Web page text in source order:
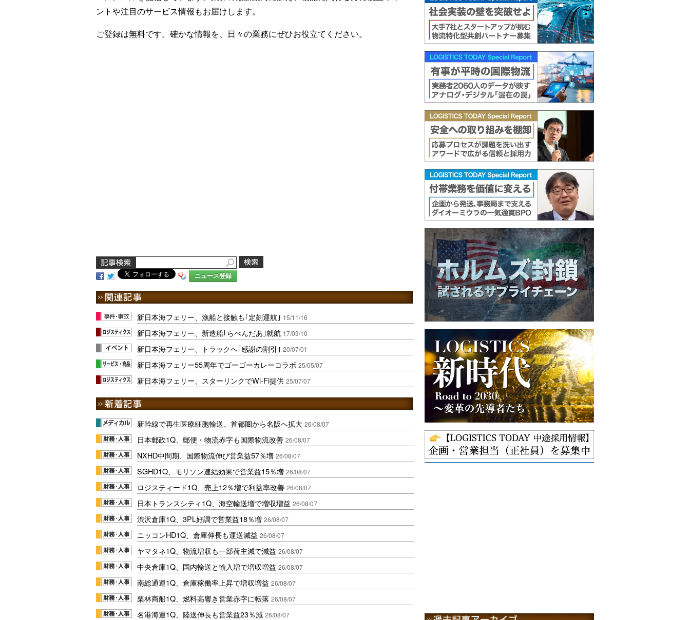
ントや注目のサービス情報もお届けします。
ご登録は無料です。確かな情報を、日々の業務にぜひお役立てください。
ニュース登録
新日本海フェリー、漁船と接触も｢定刻運航｣ 15/11/16
新日本海フェリー、新造船｢らべんだあ｣就航 17/03/10
新日本海フェリー、トラックへ｢感謝の割引｣ 20/07/01
新日本海フェリー55周年でゴーゴーカレーコラボ 25/05/07
新日本海フェリー、スターリンクでWi-Fi提供 25/07/07
新幹線で再生医療細胞輸送、首都圏から名阪へ拡大 26/08/07
日本郵政1Q、郵便・物流赤字も国際物流改善 26/08/07
NXHD中間期、国際物流伸び営業益57％増 26/08/07
SGHD1Q、モリソン連結効果で営業益15％増 26/08/07
ロジスティード1Q、売上12％増で利益率改善 26/08/07
日本トランスシティ1Q、海空輸送増で増収増益 26/08/07
渋沢倉庫1Q、3PL好調で営業益18％増 26/08/07
ニッコンHD1Q、倉庫伸長も運送減益 26/08/07
ヤマタネ1Q、物流増収も一部荷主減で減益 26/08/07
中央倉庫1Q、国内輸送と輸入増で増収増益 26/08/07
南総通運1Q、倉庫稼働率上昇で増収増益 26/08/07
栗林商船1Q、燃料高響き営業赤字に転落 26/08/07
名港海運1Q、陸送伸長も営業益23％減 26/08/07